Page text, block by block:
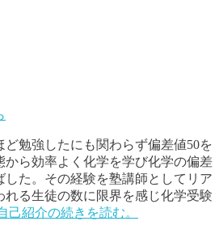
勉強したにも関わらず偏差値50を
から効率よく化学を学び化学の偏差
した。その経験を塾講師としてリア
れる生徒の数に限界を感じ化学受験
己紹介の続きを読む。